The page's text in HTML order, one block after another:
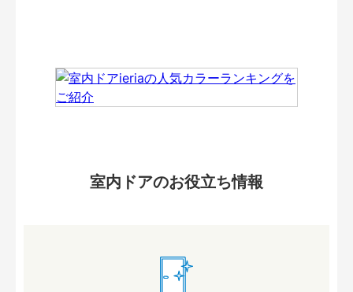
室内ドアのお役立ち情報